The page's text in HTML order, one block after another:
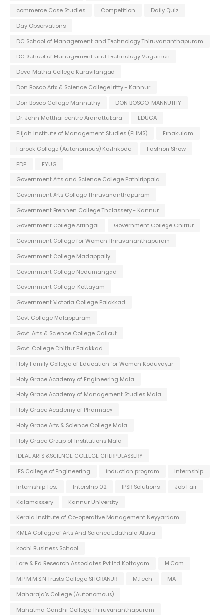
commerce Case Studies
Competition
Daily Quiz
Day Observations
DC School of Management and Technology Thiruvananthapuram
DC School of Management and Technology Vagamon
Deva Matha College Kuravilangad
Don Bosco Arts & Science College Iritty - Kannur
Don Bosco College Mannuthy
DON BOSCO-MANNUTHY
Dr. John Matthai centre Aranattukara
EDUCA
Elijah Institute of Management Studies (ELIMS)
Ernakulam
Farook College (Autonomous) Kozhikode
Fashion Show
FDP
FYUG
Government Arts and Science College Pathirippala
Government Arts College Thiruvananthapuram
Government Brennen College Thalassery - Kannur
Government College Attingal
Government College Chittur
Government College for Women Thiruvananthapuram
Government College Madappally
Government College Nedumangad
Government College-Kottayam
Government Victoria College Palakkad
Govt College Malappuram
Govt. Arts & Science College Calicut
Govt. College Chittur Palakkad
Holy Family College of Education for Women Koduvayur
Holy Grace Academy of Engineering Mala
Holy Grace Academy of Management Studies Mala
Holy Grace Academy of Pharmacy
Holy Grace Arts & Science College Mala
Holy Grace Group of Institutions Mala
IDEAL ARTS &SCIENCE COLLEGE CHERPULASSERY
IES College of Engineering
induction program
Internship
Internship Test
Intership 02 IPSR Solutions
Job Fair
Kalamassery
Kannur University
Kerala Institute of Co-operative Management Neyyardam
KMEA College of Arts And Science Edathala Aluva
kochi Business School
Lore & Ed Research Associates Pvt Ltd Kottayam
M.Com
M.P.M.M.S.N Trusts College SHORANUR
M.Tech
MA
Maharaja's College (Autonomous)
Mahatma Gandhi College Thiruvananthapuram